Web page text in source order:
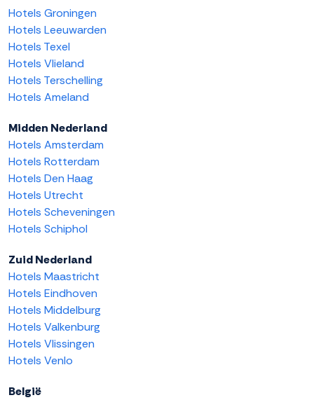
Hotels Groningen
Hotels Leeuwarden
Hotels Texel
Hotels Vlieland
Hotels Terschelling
Hotels Ameland
Midden Nederland
Hotels Amsterdam
Hotels Rotterdam
Hotels Den Haag
Hotels Utrecht
Hotels Scheveningen
Hotels Schiphol
Zuid Nederland
Hotels Maastricht
Hotels Eindhoven
Hotels Middelburg
Hotels Valkenburg
Hotels Vlissingen
Hotels Venlo
België